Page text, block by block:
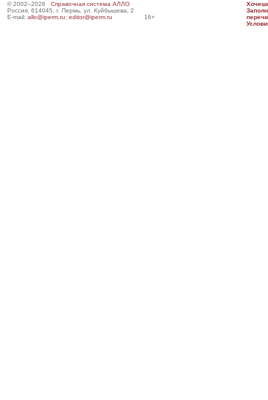
© 2002–2026 Справочная система АЛЛО
Россия, 614045, г. Пермь, ул. Куйбышева, 2
E-mail: allo@iperm.ru; editor@iperm.ru 16+